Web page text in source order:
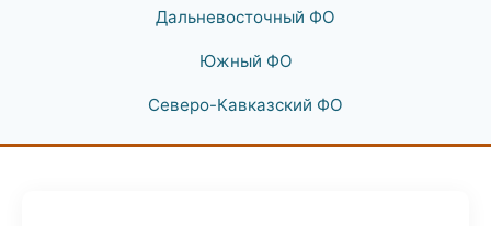
Дальневосточный ФО
Южный ФО
Северо-Кавказский ФО